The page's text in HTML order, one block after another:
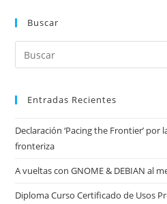
Buscar
Entradas Recientes
Declaración ‘Pacing the Frontier’ por
fronteriza
A vueltas con GNOME & DEBIAN al
Diploma Curso Certificado de Usos